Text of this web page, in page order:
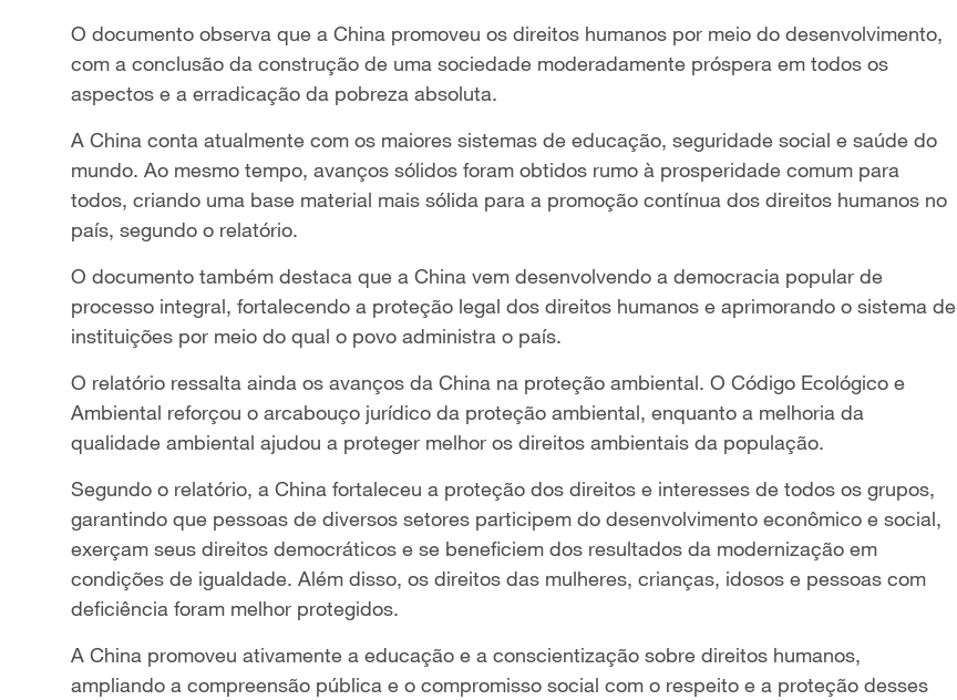
O documento observa que a China promoveu os direitos humanos por meio do desenvolvimento,
com a conclusão da construção de uma sociedade moderadamente próspera em todos os
aspectos e a erradicação da pobreza absoluta.
A China conta atualmente com os maiores sistemas de educação, seguridade social e saúde do
mundo. Ao mesmo tempo, avanços sólidos foram obtidos rumo à prosperidade comum para
todos, criando uma base material mais sólida para a promoção contínua dos direitos humanos no
país, segundo o relatório.
O documento também destaca que a China vem desenvolvendo a democracia popular de
processo integral, fortalecendo a proteção legal dos direitos humanos e aprimorando o sistema de
instituições por meio do qual o povo administra o país.
O relatório ressalta ainda os avanços da China na proteção ambiental. O Código Ecológico e
Ambiental reforçou o arcabouço jurídico da proteção ambiental, enquanto a melhoria da
qualidade ambiental ajudou a proteger melhor os direitos ambientais da população.
Segundo o relatório, a China fortaleceu a proteção dos direitos e interesses de todos os grupos,
garantindo que pessoas de diversos setores participem do desenvolvimento econômico e social,
exerçam seus direitos democráticos e se beneficiem dos resultados da modernização em
condições de igualdade. Além disso, os direitos das mulheres, crianças, idosos e pessoas com
deficiência foram melhor protegidos.
A China promoveu ativamente a educação e a conscientização sobre direitos humanos,
ampliando a compreensão pública e o compromisso social com o respeito e a proteção desses